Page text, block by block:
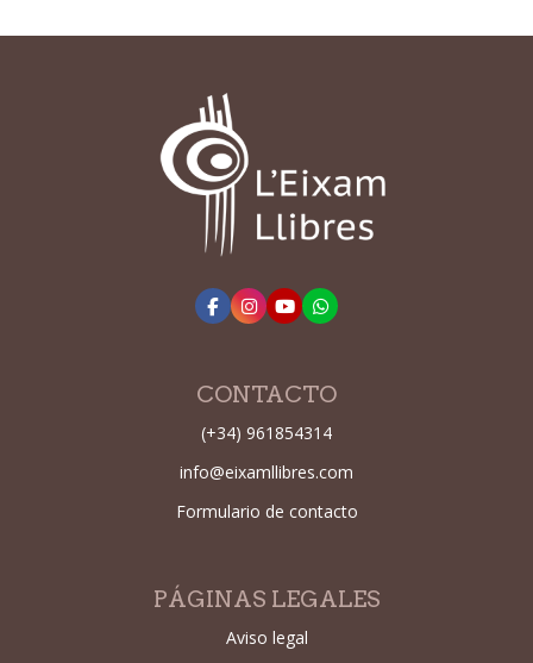
CONTACTO
(+34) 961854314
info@eixamllibres.com
Formulario de contacto
PÁGINAS LEGALES
Aviso legal